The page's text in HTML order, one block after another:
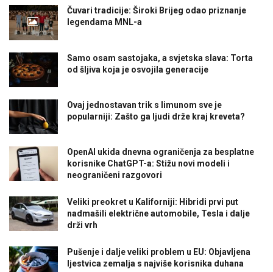
Čuvari tradicije: Široki Brijeg odao priznanje
legendama MNL-a
Samo osam sastojaka, a svjetska slava: Torta
od šljiva koja je osvojila generacije
Ovaj jednostavan trik s limunom sve je
popularniji: Zašto ga ljudi drže kraj kreveta?
OpenAI ukida dnevna ograničenja za besplatne
korisnike ChatGPT-a: Stižu novi modeli i
neograničeni razgovori
Veliki preokret u Kaliforniji: Hibridi prvi put
nadmašili električne automobile, Tesla i dalje
drži vrh
Pušenje i dalje veliki problem u EU: Objavljena
ljestvica zemalja s najviše korisnika duhana